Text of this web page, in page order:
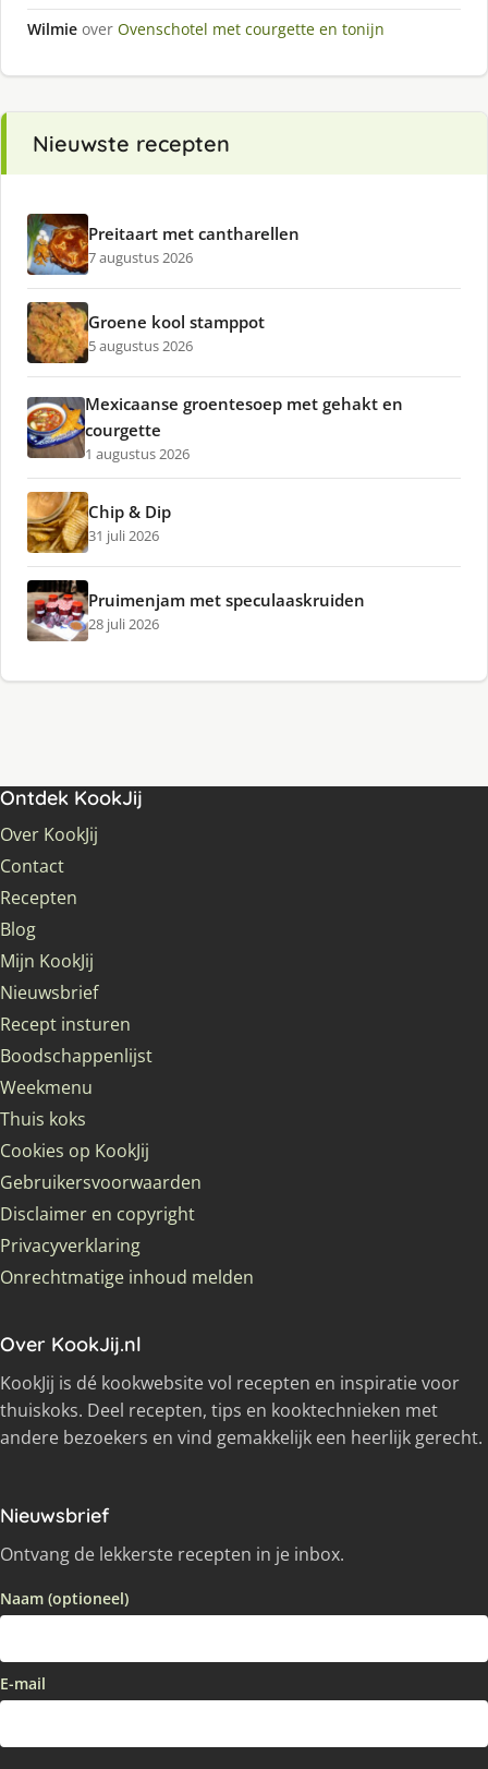
Wilmie over Ovenschotel met courgette en tonijn
Nieuwste recepten
Preitaart met cantharellen
7 augustus 2026
Groene kool stamppot
5 augustus 2026
Mexicaanse groentesoep met gehakt en
courgette
1 augustus 2026
Chip & Dip
31 juli 2026
Pruimenjam met speculaaskruiden
28 juli 2026
Ontdek KookJij
Over KookJij
Contact
Recepten
Blog
Mijn KookJij
Nieuwsbrief
Recept insturen
Boodschappenlijst
Weekmenu
Thuis koks
Cookies op KookJij
Gebruikersvoorwaarden
Disclaimer en copyright
Privacyverklaring
Onrechtmatige inhoud melden
Over KookJij.nl
KookJij is dé kookwebsite vol recepten en inspiratie voor
thuiskoks. Deel recepten, tips en kooktechnieken met
andere bezoekers en vind gemakkelijk een heerlijk gerecht.
Nieuwsbrief
Ontvang de lekkerste recepten in je inbox.
Naam (optioneel)
E-mail